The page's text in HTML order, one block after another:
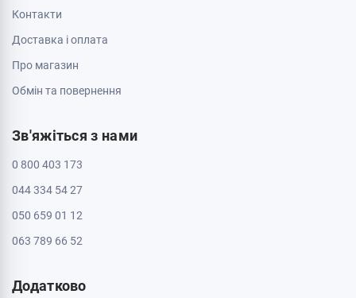
Контакти
Доставка і оплата
Про магазин
Обмін та повернення
Зв'яжіться з нами
0 800 403 173
044 334 54 27
050 659 01 12
063 789 66 52
Додатково